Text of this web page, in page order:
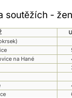
soutěžích -
na Hané